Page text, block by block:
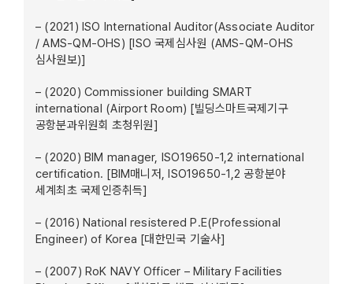
– (2021) ISO International Auditor(Associate Auditor
/ AMS-QM-OHS) [ISO 국제심사원 (AMS-QM-OHS
심사원보)]
– (2020) Commissioner building SMART
international (Airport Room) [빌딩스마트국제기구
공항분과위원회 초청위원]
– (2020) BIM manager, ISO19650-1,2 international
certification. [BIM매니저, ISO19650-1,2 공항분야
세계최초 국제인증취득]
– (2016) National resistered P.E(Professional
Engineer) of Korea [대한민국 기술사]
– (2007) RoK NAVY Officer – Military Facilities